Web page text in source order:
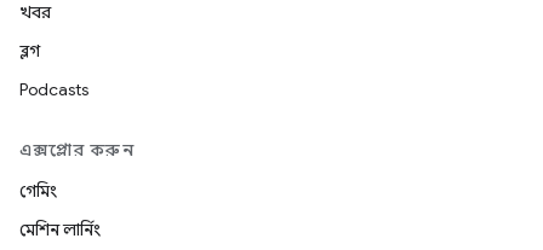
খবর
ব্লগ
Podcasts
এক্সপ্লোর করুন
গেমিং
মেশিন লার্নিং